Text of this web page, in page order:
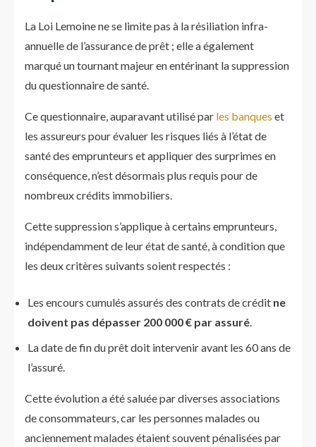
La Loi Lemoine ne se limite pas à la résiliation infra-
annuelle de l’assurance de prêt ; elle a également
marqué un tournant majeur en entérinant la suppression
du questionnaire de santé.
Ce questionnaire, auparavant utilisé par les banques et
les assureurs pour évaluer les risques liés à l’état de
santé des emprunteurs et appliquer des surprimes en
conséquence, n’est désormais plus requis pour de
nombreux crédits immobiliers.
Cette suppression s’applique à certains emprunteurs,
indépendamment de leur état de santé, à condition que
les deux critères suivants soient respectés :
Les encours cumulés assurés des contrats de crédit ne
doivent pas dépasser 200 000 € par assuré.
La date de fin du prêt doit intervenir avant les 60 ans de
l’assuré.
Cette évolution a été saluée par diverses associations
de consommateurs, car les personnes malades ou
anciennement malades étaient souvent pénalisées par